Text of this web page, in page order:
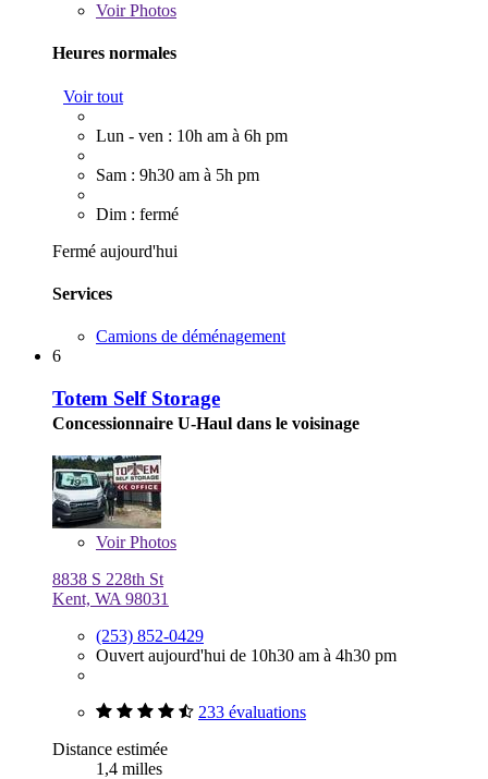
VoirPhotos
Heures normales
Voir tout
Lun - ven : 10h am à 6h pm
Sam : 9h30 am à 5h pm
Dim : fermé
Fermé aujourd'hui
Services
Camions de déménagement
6
Totem Self Storage
Concessionnaire U-Haul dans le voisinage
VoirPhotos
8838 S 228th St
Kent, WA 98031
(253) 852-0429
Ouvert aujourd'hui de 10h30 am à 4h30 pm
233 évaluations
Distance estimée
1,4 milles